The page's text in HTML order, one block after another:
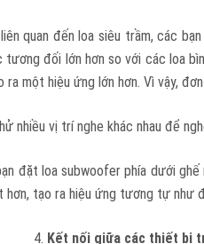
quan đến loa siêu trầm, các
tương đối lớn hơn so với các loa
ra một hiệu ứng lớn hơn. Vì vậy,
nhiều vị trí nghe khác nhau để
đặt loa subwoofer phía dưới
hơn, tạo ra hiệu ứng tương tự như
Kết nối giữa các thiết bị